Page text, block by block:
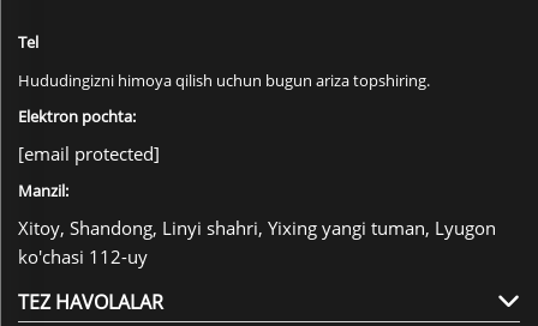
Tel
Hududingizni himoya qilish uchun bugun ariza topshiring.
Elektron pochta:
[email protected]
Manzil:
Xitoy, Shandong, Linyi shahri, Yixing yangi tuman, Lyugon
ko'chasi 112-uy
TEZ HAVOLALAR